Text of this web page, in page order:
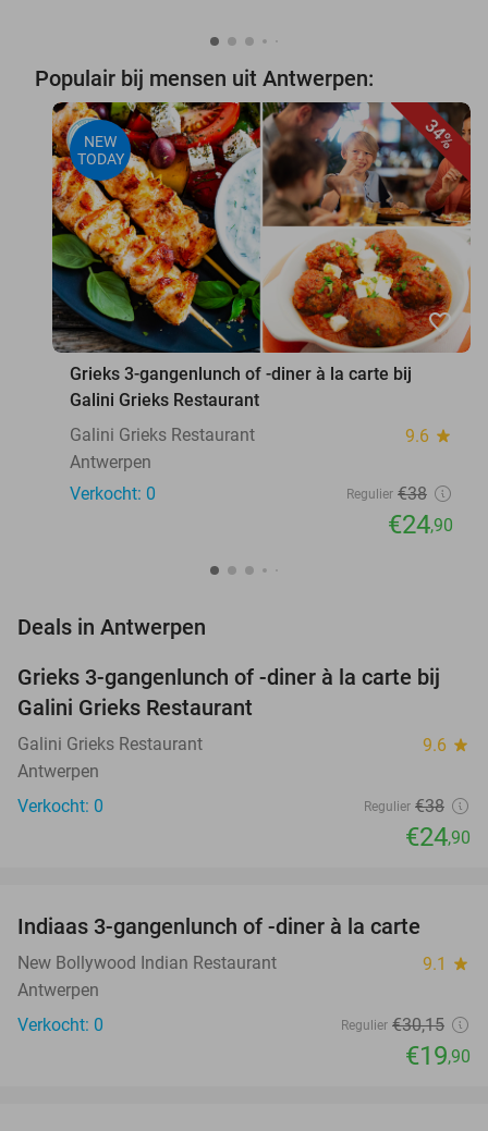
Populair bij mensen uit Antwerpen:
34%
NEW
TODAY
favorite_border
Grieks 3-gangenlunch of -diner à la carte bij
Galini Grieks Restaurant
Galini Grieks Restaurant
9.6 star
Antwerpen
Verkocht: 0
Regulier €38
€24,90
Deals in Antwerpen
34%
TODAY
Grieks 3-gangenlunch of -diner à la carte bij
Galini Grieks Restaurant
Galini Grieks Restaurant 9.6 star
Antwerpen
Verkocht: 0
Regulier €38
€24,90
TODAY
Indiaas 3-gangenlunch of -diner à la carte
New Bollywood Indian Restaurant 9.1 star
Antwerpen
Verkocht: 0
Regulier €30,15
€19,90